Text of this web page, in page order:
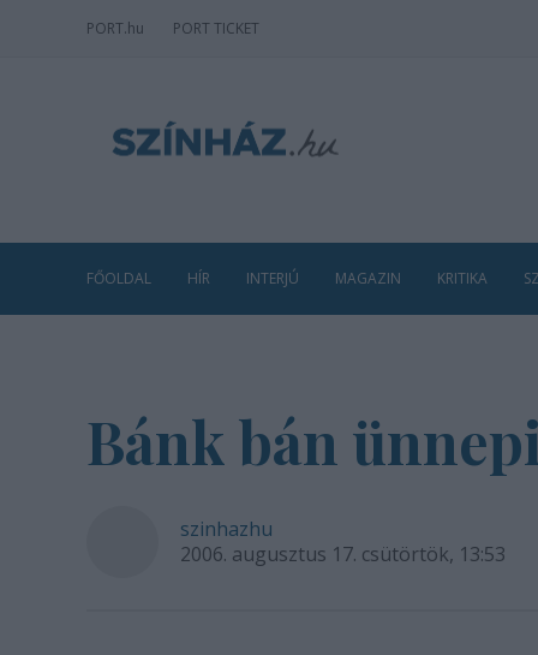
PORT.hu PORT TICKET
FŐOLDAL HÍR INTERJÚ MAGAZIN KRITIKA
Bánk bán
szinhazhu
2006. augusztus 17. csütörtök, 13:53